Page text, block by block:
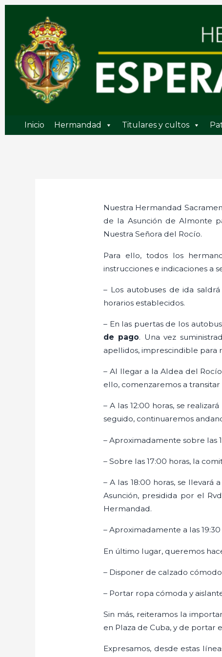
contenido
Inicio Hermandad Titulares y cultos
Nuestra Hermandad
de la Asunción de Almonte
Nuestra Señora del Rocío.
Para ello, todos los
instrucciones e indicaciones a
– Los autobuses de ida
horarios establecidos.
– En las puertas de los
de pago. Una vez
apellidos, imprescindible para
– Al llegar a la Aldea del
ello, comenzaremos a
– A las 12:00 horas, se
seguido, continuaremos
– Aproximadamente sobre las
– Sobre las 17:00 horas, la
– A las 18:00 horas, se
Asunción, presidida por el
Hermandad.
– Aproximadamente a las
En último lugar, queremos
– Disponer de calzado
– Portar ropa cómoda y
Sin más, reiteramos la
en Plaza de Cuba, y de portar
Expresamos, desde estas